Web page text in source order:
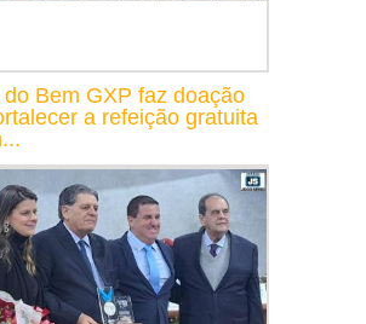
do Bem GXP faz doação
a refeição gratuita